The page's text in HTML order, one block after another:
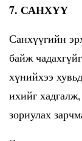
7. САНХҮҮ
Санхүүгийн
байж
хүнийхээ
ихийг
зориулах